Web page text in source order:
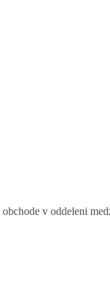
v oddeleni